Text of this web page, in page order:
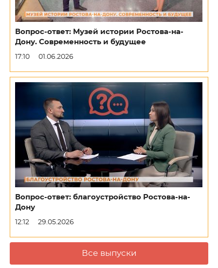
Вопрос-ответ: Музей истории Ростова-на-
Дону. Современность и будущее
17:10 01.06.2026
Вопрос-ответ: благоустройство Ростова-на-
Дону
12:12 29.05.2026
Все выпуски